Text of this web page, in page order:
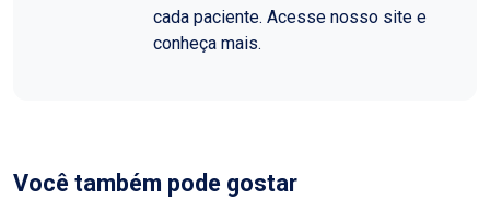
cada paciente. Acesse nosso site e
conheça mais.
Você também pode gostar